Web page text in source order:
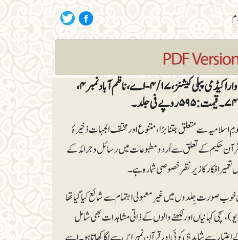
ماہ نامہ تعمیر افکار (قرآن کریم نمبر اوّل و دوم)، مدیر: سید عزیز الرحمن۔ ناشر: زوار اکیڈمی پبلی کیشنز، ۴/۱۷- اے، ناظم آباد نمبر۴،
سے متعلق جتنا بڑا، متنوع اور مختلف الجہات ذخیرۂ
حکیم کے تعلق سے اُردو مطبوعات میں رسائل و جرائد کے
کا زیرنظر خصوصی شمارہ ہے۔
۴۱ سال قبل کا سیارہ ڈائجسٹ کاقرآن نمبر یاد آگیا جو ۱۹۷۰ء میں تین خوب صورت جِلدوں میں غیرمعمولی اہتمام سے شائع کیا گیا تھا
سچی کہانیاں اور لکھنے والوں کے ذاتی مشاہدات بھی شامل